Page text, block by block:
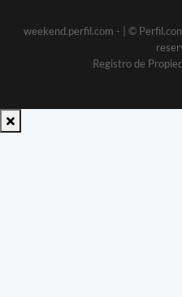
weekend.perfil.com -
| ©
Registro de